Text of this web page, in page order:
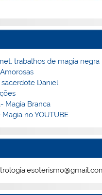
trabalhos de magia negra
Daniel
Magia Branca
no YOUTUBE